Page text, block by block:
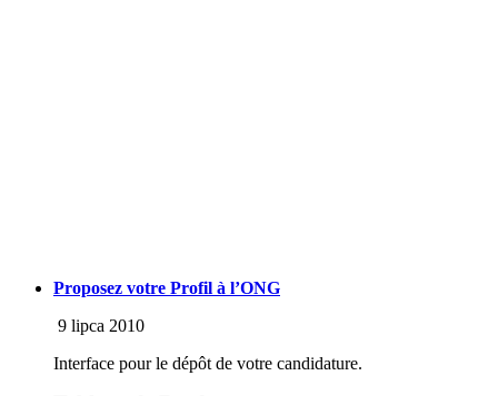
Proposez votre Profil à l’ONG
9 lipca 2010
Interface pour le dépôt de votre candidature.